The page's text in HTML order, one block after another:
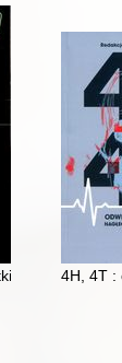
piersiowej :
4H, 4T :